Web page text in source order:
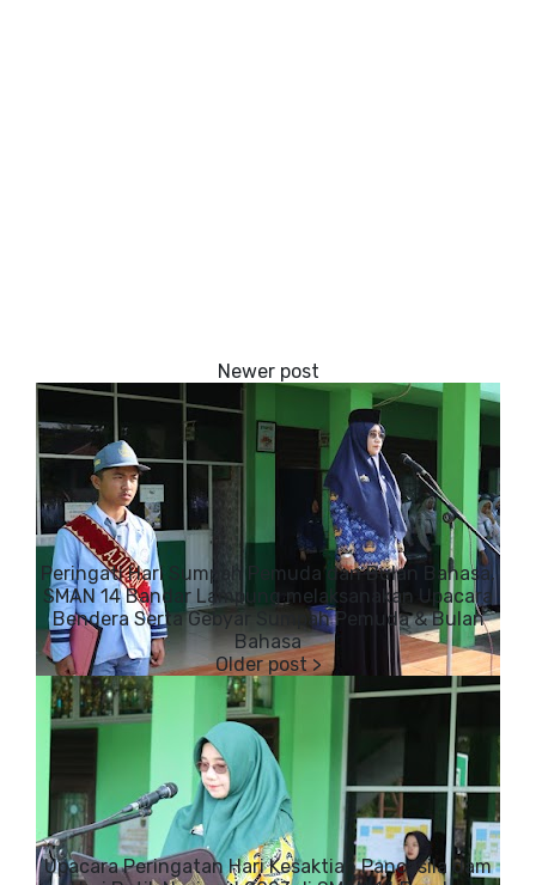
Peringati Hari Sumpah Pemuda dan Bulan Bahasa,
SMAN 14 Bandar Lampung melaksanakan Upacara
Bendera Serta Gebyar Sumpah Pemuda & Bulan
Bahasa
Upacara Peringatan Hari Kesaktian Pancasila dam